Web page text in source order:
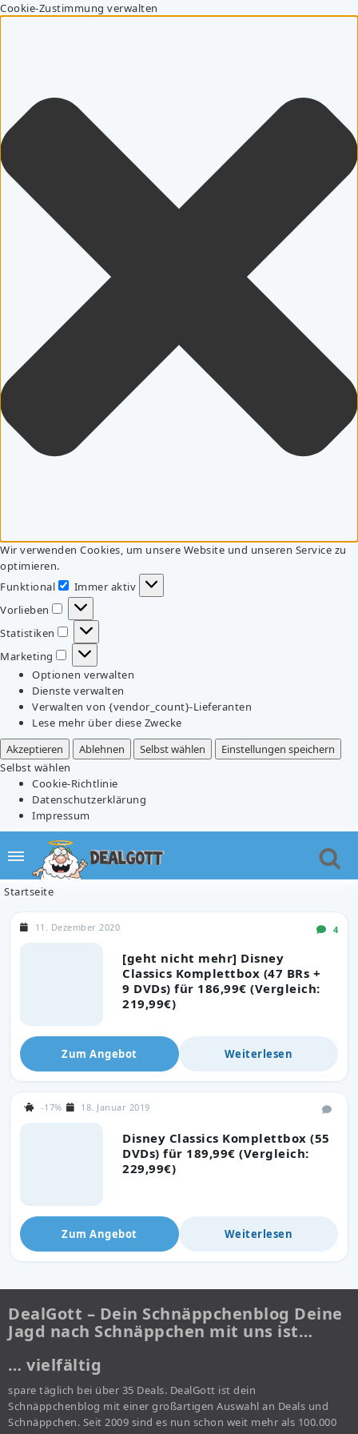
Cookie-Zustimmung verwalten
Wir verwenden Cookies, um unsere Website und unseren Service zu
optimieren.
Funktional
Funktional
Immer aktiv
Vorlieben
Vorlieben
Statistiken
Statistiken
Marketing
Marketing
Optionen verwalten
Dienste verwalten
Verwalten von {vendor_count}-Lieferanten
Lese mehr über diese Zwecke
Akzeptieren
Ablehnen Selbst wählen
Einstellungen speichern
Selbst wählen
Cookie-Richtlinie
Datenschutzerklärung
Impressum
Startseite
[geht nicht mehr] Disney
Classics Komplettbox (47 BRs +
9 DVDs) für 186,99€ (Vergleich:
219,99€)
11. Dezember 2020 4
Zum Angebot Weiterlesen
Disney Classics Komplettbox (55
DVDs) für 189,99€ (Vergleich:
229,99€)
-17% 18. Januar 2019
Zum Angebot Weiterlesen
DealGott – Dein Schnäppchenblog Deine
Jagd nach Schnäppchen mit uns ist…
… vielfältig
spare täglich bei über 35 Deals. DealGott ist dein
Schnäppchenblog mit einer großartigen Auswahl an Deals und
Schnäppchen. Seit 2009 sind es nun schon weit mehr als 100.000